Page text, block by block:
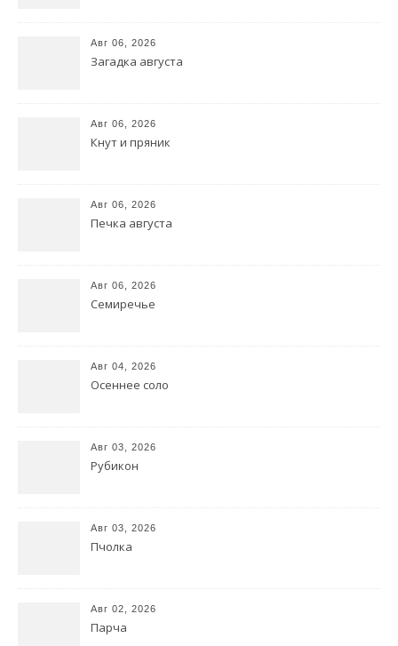
Авг 06, 2026
Загадка августа
Авг 06, 2026
Кнут и пряник
Авг 06, 2026
Печка августа
Авг 06, 2026
Семиречье
Авг 04, 2026
Осеннее соло
Авг 03, 2026
Рубикон
Авг 03, 2026
Пчолка
Авг 02, 2026
Парча